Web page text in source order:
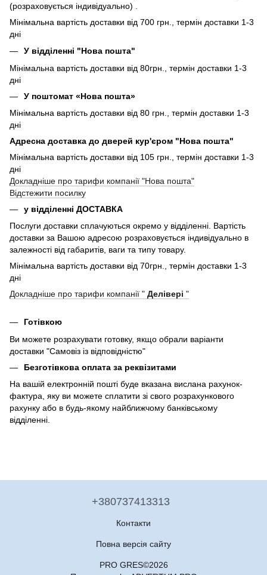
(розраховується індивідуально) .
Мінімальна вартість доставки від 700 грн., термін доставки 1-3
дні
У відділенні "Нова пошта"
Мінімальна вартість доставки від 80грн., термін доставки 1-3
дні
У поштомат «Нова пошта»
Мінімальна вартість доставки від 80 грн., термін доставки 1-3
дні
Адресна доставка до дверей кур'єром "Нова пошта"
Мінімальна вартість доставки від 105 грн., термін доставки 1-3
дні
Докладніше про тарифи компанії "Нова пошта"
Відстежити посилку
у відділенні ДОСТАВКА
Послуги доставки сплачуються окремо у відділенні. Вартість
доставки за Вашою адресою розраховується індивідуально в
залежності від габаритів, ваги та типу товару.
Мінімальна вартість доставки від 70грн., термін доставки 1-3
дні
Докладніше про тарифи компанії " Делівері "
Готівкою
Ви можете розрахувати готовку, якщо обрали варіанти
доставки "Самовіз із відповідністю"
Безготівкова оплата за реквізитами
На вашій електронній пошті буде вказана вислана рахунок-
фактура, яку ви можете сплатити зі свого розрахункового
рахунку або в будь-якому найближчому банківському
відділенні.
+380737413313
Контакти
Повна версія сайту
PRO GRES©2026